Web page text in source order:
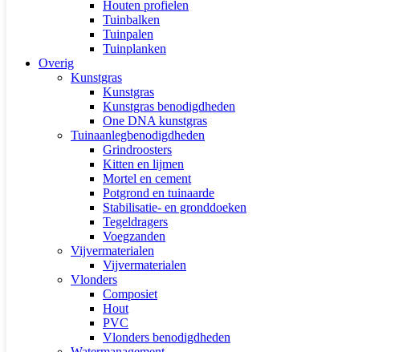
Houten profielen
Tuinbalken
Tuinpalen
Tuinplanken
Overig
Kunstgras
Kunstgras
Kunstgras benodigdheden
One DNA kunstgras
Tuinaanlegbenodigdheden
Grindroosters
Kitten en lijmen
Mortel en cement
Potgrond en tuinaarde
Stabilisatie- en gronddoeken
Tegeldragers
Voegzanden
Vijvermaterialen
Vijvermaterialen
Vlonders
Composiet
Hout
PVC
Vlonders benodigdheden